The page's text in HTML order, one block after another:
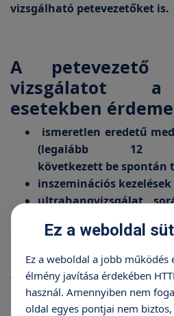
vizsgálható petevezetőket is.
A petevezető
vizsgálatot a
esetekben
ismeretlen eredetű
(legalább 12
következett be spontán
inszeminációs
ultrahangvizsgálat
petevezetéki
A vizsgálat elvégzésének
menstruációt követő 10
Ez a weboldal
Ez a weboldal a jobb működés
élmény javítása érdekében
használ. Amennyiben nem
oldal egyes pontjai nem